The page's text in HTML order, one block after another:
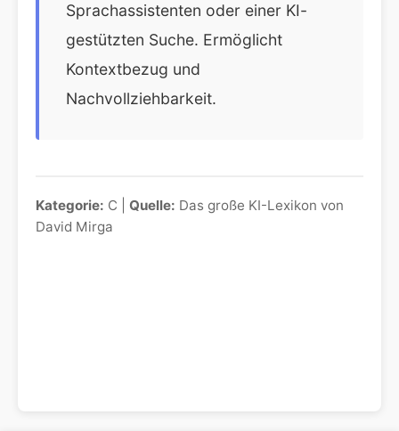
Sprachassistenten oder einer KI-
gestützten Suche. Ermöglicht
Kontextbezug und
Nachvollziehbarkeit.
Kategorie: C | Quelle: Das große KI-Lexikon von
David Mirga